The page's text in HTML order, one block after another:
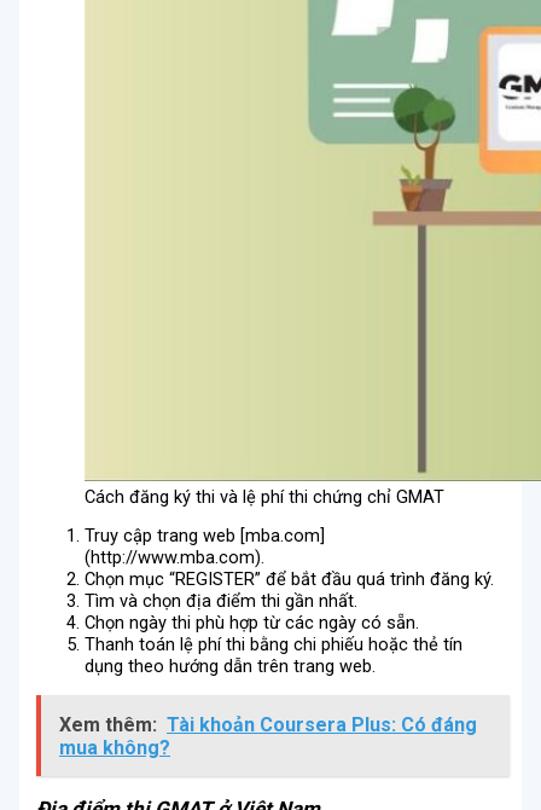
Cách đăng ký thi và lệ phí thi chứng chỉ GMAT
Truy cập trang web [mba.com]
(http://www.mba.com).
Chọn mục “REGISTER” để bắt đầu quá trình đăng ký.
Tìm và chọn địa điểm thi gần nhất.
Chọn ngày thi phù hợp từ các ngày có sẵn.
Thanh toán lệ phí thi bằng chi phiếu hoặc thẻ tín
dụng theo hướng dẫn trên trang web.
Xem thêm: Tài khoản Coursera Plus: Có đáng
mua không?